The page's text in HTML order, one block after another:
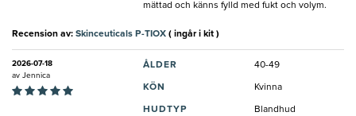
mättad och känns fylld med fukt och volym.
Recension av: Skinceuticals P-TIOX ( ingår i kit )
2026-07-18
av Jennica
ÅLDER 40-49
KÖN Kvinna
HUDTYP Blandhud